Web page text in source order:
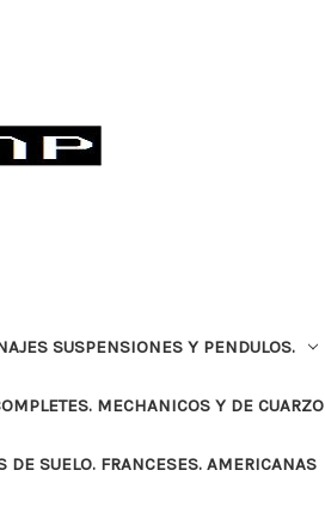
SUSPENSIONES Y PENDULOS.
MECHANICOS Y DE CUARZO
DE SUELO. FRANCESES. AMERICANAS